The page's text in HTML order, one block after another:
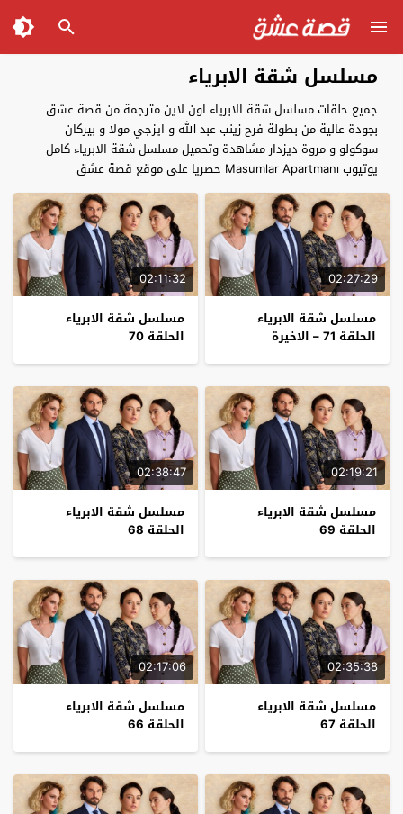
مسلسل شقة الابرياء
جميع حلقات مسلسل شقة الابرياء اون لاين مترجمة من قصة عشق
بجودة عالية من بطولة فرح زينب عبد الله و ايزجي مولا و بيركان
سوكولو و مروة ديزدار مشاهدة وتحميل مسلسل شقة الابرياء كامل
يوتيوب Masumlar Apartmanı‏ حصريا على موقع قصة عشق
02:27:29
مسلسل شقة الابرياء
الحلقة 71 – الاخيرة
02:11:32
مسلسل شقة الابرياء
الحلقة 70
02:19:21
مسلسل شقة الابرياء
الحلقة 69
02:38:47
مسلسل شقة الابرياء
الحلقة 68
02:35:38
مسلسل شقة الابرياء
الحلقة 67
02:17:06
مسلسل شقة الابرياء
الحلقة 66